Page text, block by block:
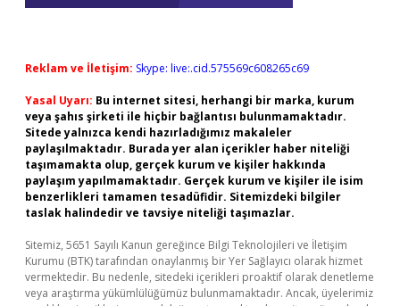
Reklam ve İletişim: Skype: live:.cid.575569c608265c69
Yasal Uyarı: Bu internet sitesi, herhangi bir marka, kurum
veya şahıs şirketi ile hiçbir bağlantısı bulunmamaktadır.
Sitede yalnızca kendi hazırladığımız makaleler
paylaşılmaktadır. Burada yer alan içerikler haber niteliği
taşımamakta olup, gerçek kurum ve kişiler hakkında
paylaşım yapılmamaktadır. Gerçek kurum ve kişiler ile isim
benzerlikleri tamamen tesadüfidir. Sitemizdeki bilgiler
taslak halindedir ve tavsiye niteliği taşımazlar.
Sitemiz, 5651 Sayılı Kanun gereğince Bilgi Teknolojileri ve İletişim
Kurumu (BTK) tarafından onaylanmış bir Yer Sağlayıcı olarak hizmet
vermektedir. Bu nedenle, sitedeki içerikleri proaktif olarak denetleme
veya araştırma yükümlülüğümüz bulunmamaktadır. Ancak, üyelerimiz